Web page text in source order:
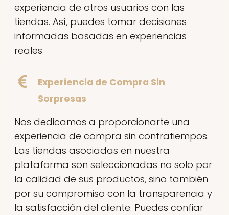
experiencia de otros usuarios con las
tiendas. Así, puedes tomar decisiones
informadas basadas en experiencias
reales
Experiencia de Compra Sin
Sorpresas
Nos dedicamos a proporcionarte una
experiencia de compra sin contratiempos.
Las tiendas asociadas en nuestra
plataforma son seleccionadas no solo por
la calidad de sus productos, sino también
por su compromiso con la transparencia y
la satisfacción del cliente. Puedes confiar